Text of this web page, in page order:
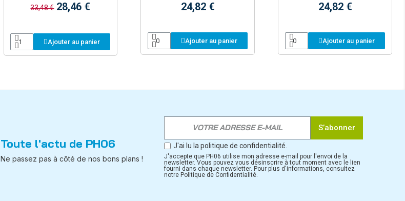
33,48 € 28,46 €
Ajouter au panier
24,82 €
Ajouter au panier
24,82 €
Ajouter au panier
Toute l'actu de PH06
Ne passez pas à côté de nos bons plans !
S’abonner
J'ai lu la politique de confidentialité.
J'accepte que PH06 utilise mon adresse e-mail pour l'envoi de la
newsletter. Vous pouvez vous désinscrire à tout moment avec le lien
fourni dans chaque newsletter. Pour plus d'informations, consultez
notre Politique de Confidentialité.